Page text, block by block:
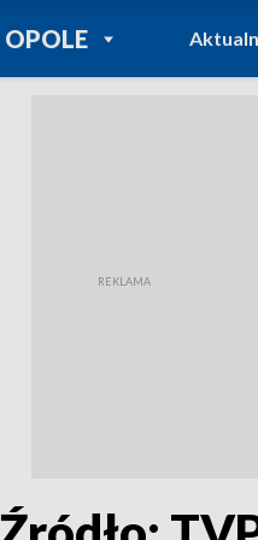
OPOLEPOWRÓT DO
TVP REGIONY